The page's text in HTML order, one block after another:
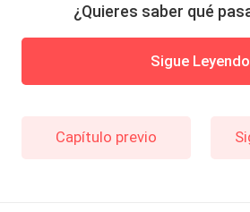
¿Quieres saber qué
Sigue Leyendo
Capítulo previo